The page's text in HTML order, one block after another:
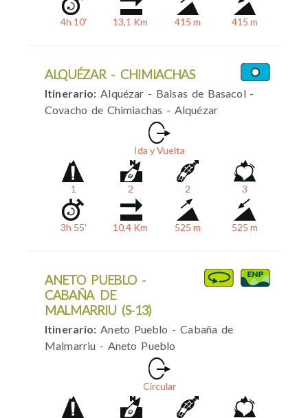
4h 10' 13,1 Km 415 m 415 m
ALQUÉZAR - CHIMIACHAS
Itinerario: Alquézar - Balsas de Basacol -
Covacho de Chimiachas - Alquézar
Ida y Vuelta
1 2 2 3
3h 55' 10,4 Km 525 m 525 m
ANETO PUEBLO -
CABAÑA DE
MALMARRIU (S-13)
Itinerario: Aneto Pueblo - Cabaña de
Malmarriu - Aneto Pueblo
Circular